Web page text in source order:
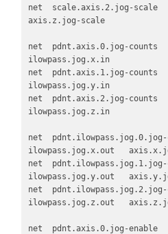
net  scale.axis.2.jog-scale
axis.z.jog-scale
net  pdnt.axis.0.jog-counts
ilowpass.jog.x.in
net  pdnt.axis.1.jog-counts
ilowpass.jog.y.in
net  pdnt.axis.2.jog-counts
ilowpass.jog.z.in
net  pdnt.ilowpass.jog.0.jog-
ilowpass.jog.x.out
net  pdnt.ilowpass.jog.1.jog-
ilowpass.jog.y.out
net  pdnt.ilowpass.jog.2.jog-
ilowpass.jog.z.out
net  pdnt.axis.0.jog-enable